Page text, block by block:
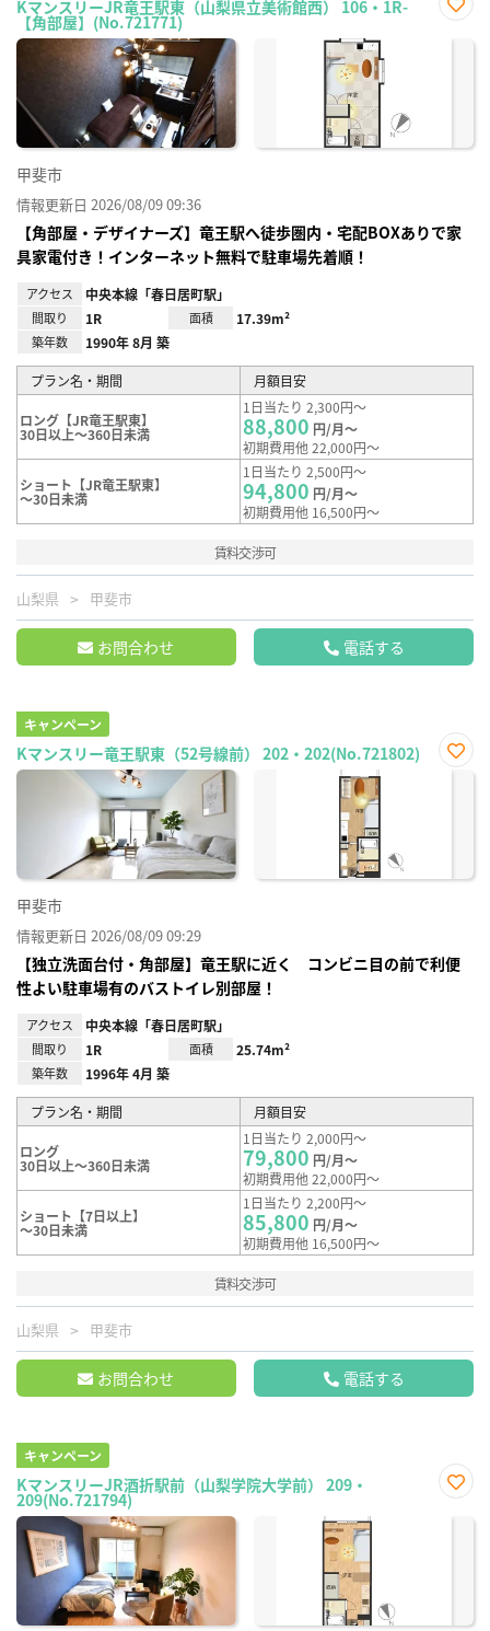
KマンスリーJR竜王駅東（山梨県立美術館西） 106・1R-
【角部屋】(No.721771)
に入
甲斐市
情報更新日 2026/08/09 09:36
【角部屋・デザイナーズ】竜王駅へ徒歩圏内・宅配BOXありで家
具家電付き！インターネット無料で駐車場先着順！
アクセス 中央本線「春日居町駅」
間取り 1R 面積 17.39m²
築年数 1990年 8月 築
プラン名・期間 月額目安
ロング【JR竜王駅東】
30日以上～360日未満
1日当たり 2,300円～
88,800 円/月～
初期費用他 22,000円～
ショート【JR竜王駅東】
～30日未満
1日当たり 2,500円～
94,800 円/月～
初期費用他 16,500円～
賃料交渉可
山梨県 甲斐市
お問合わせ 電話する
キャンペーン
Kマンスリー竜王駅東（52号線前） 202・202(No.721802)
お気
甲斐市
情報更新日 2026/08/09 09:29
【独立洗面台付・角部屋】竜王駅に近く コンビニ目の前で利便
性よい駐車場有のバストイレ別部屋！
アクセス 中央本線「春日居町駅」
間取り 1R 面積 25.74m²
築年数 1996年 4月 築
プラン名・期間 月額目安
ロング
30日以上～360日未満
1日当たり 2,000円～
79,800 円/月～
初期費用他 22,000円～
ショート【7日以上】
～30日未満
1日当たり 2,200円～
85,800 円/月～
初期費用他 16,500円～
賃料交渉可
山梨県 甲斐市
お問合わせ 電話する
キャンペーン
KマンスリーJR酒折駅前（山梨学院大学前） 209・
209(No.721794)
に入